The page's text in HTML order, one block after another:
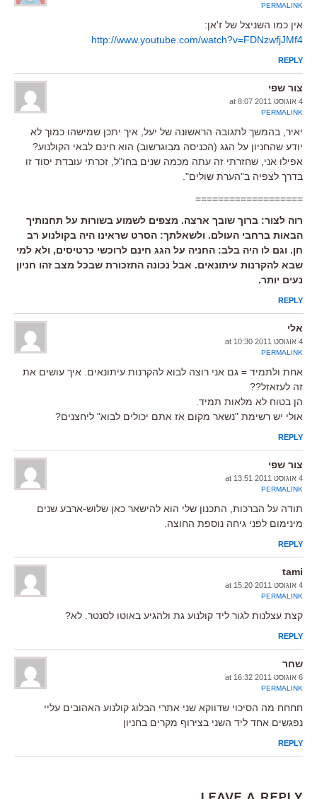
PERMALINK
אין כמו השניצל של ז'אן:
http://www.youtube.com/watch?v=FDNzwfjJMf4
REPLY
צור שפי
4 אוגוסט 2011 at 8:07
PERMALINK
יאיר, בהמשך לתגובה הראשונה של יעל, איך יתכן שמישהו כמוך לא
יודע שהחניון על הגג (הכניסה מבוגרשוב) הוא חינם לבאי הקולנוע?
אפילו אני, שחזרתי זה עתה מכמה שנים בחו"ל, זכרתי עובדת יסוד זו
בדרך לצפיה ב"הערת שולים".
===================
רוה לצור: ברוך שובך ארצה. מצפים לשמוע בשורות על תחנותיך
הבאות ברחבי העולם. ולשאלתך: הסרט שראינו היה בקולנוע רב
חן. וגם לו היה בלב: החניה על הגג חינם לרוכשי כרטיסים, ולא למי
שבא להקרנות עיתונאים. אבל נכונה התזכורת שבכל מצב זהו חניון
נעים יותר.
REPLY
אלי
4 אוגוסט 2011 at 10:30
PERMALINK
אחת ולתמיד = גם אני רוצה לבוא להקרנות עיתונאים. איך עושים את
זה לעזאזל??
הן בטוח לא מלאות תמיד.
אולי יש רשימת "נשאר מקום אז אתם יכולים לבוא" ליחצנים?
REPLY
צור שפי
4 אוגוסט 2011 at 13:51
PERMALINK
תודה על הברכות, התכנון שלי הוא להישאר כאן שלוש-ארבע שנים
מינימום לפני גיחה נוספת החוצה.
REPLY
tami
4 אוגוסט 2011 at 15:20
PERMALINK
קצת עצלנות לגור ליד קולנוע גת ולהגיע באוטו לסנטר. לא?
REPLY
שחר
6 אוגוסט 2011 at 16:32
PERMALINK
חחחח מה הסיכוי שדווקא שני אתרי הבלוג קולנוע האהובים עליי
נפגשים אחד ליד השני בצירוף מקרים בחניון
REPLY